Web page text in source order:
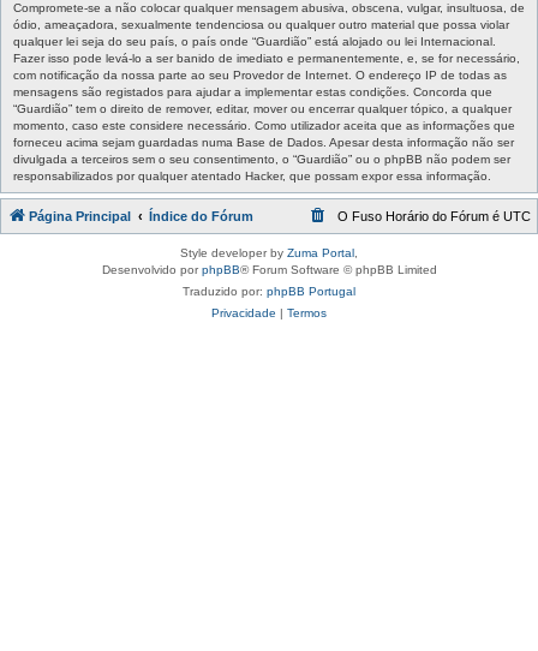
Compromete-se a não colocar qualquer mensagem abusiva, obscena, vulgar, insultuosa, de
ódio, ameaçadora, sexualmente tendenciosa ou qualquer outro material que possa violar
qualquer lei seja do seu país, o país onde “Guardião” está alojado ou lei Internacional.
Fazer isso pode levá-lo a ser banido de imediato e permanentemente, e, se for necessário,
com notificação da nossa parte ao seu Provedor de Internet. O endereço IP de todas as
mensagens são registados para ajudar a implementar estas condições. Concorda que
“Guardião” tem o direito de remover, editar, mover ou encerrar qualquer tópico, a qualquer
momento, caso este considere necessário. Como utilizador aceita que as informações que
forneceu acima sejam guardadas numa Base de Dados. Apesar desta informação não ser
divulgada a terceiros sem o seu consentimento, o “Guardião” ou o phpBB não podem ser
responsabilizados por qualquer atentado Hacker, que possam expor essa informação.
Página Principal Índice do Fórum O Fuso Horário do Fórum é UTC
Style developer by Zuma Portal
Desenvolvido porphpBB® Forum Software © phpBB Limited
Traduzido por: phpBB Portugal
Privacidade | Termos